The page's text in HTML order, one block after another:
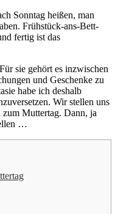
Sonntag heißen, man
Frühstück-ans-Bett-
fertig ist das
sie gehört es inzwischen
und Geschenke zu
habe ich deshalb
Wir stellen uns
zum Muttertag. Dann, ja
…